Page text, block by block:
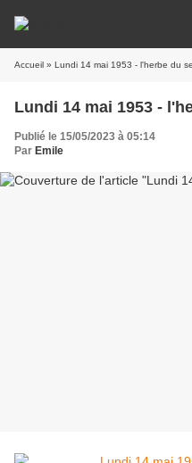
Accueil » Lundi 14 mai 1953 - l'herbe du
Lundi 14 mai 1953 -
Publié le 15/05/2023 à 05:14
Par Emile